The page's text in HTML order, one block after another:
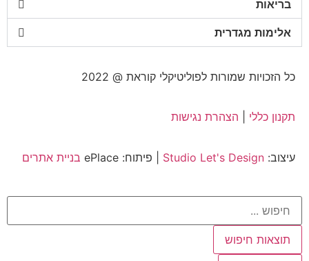
בריאות
אלימות מגדרית
כל הזכויות שמורות לפוליטיקלי קוראת @ 2022
תקנון כללי| הצהרת נגישות
עיצוב:Studio Let's Design| פיתוח: ePlace בניית אתרים
תוצאות חיפוש